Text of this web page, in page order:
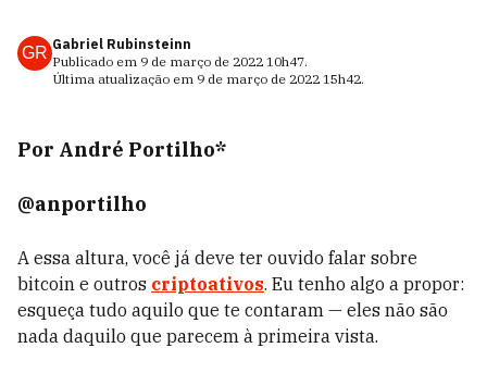
GR Gabriel Rubinsteinn
Publicado em 9 de março de 2022 10h47.
Última atualização em 9 de março de 2022 15h42.
Por André Portilho*
@anportilho
A essa altura, você já deve ter ouvido falar sobre
bitcoin e outros criptoativos. Eu tenho algo a propor:
esqueça tudo aquilo que te contaram — eles não são
nada daquilo que parecem à primeira vista.